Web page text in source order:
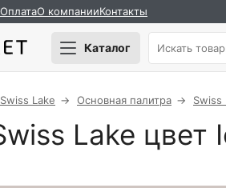
ОплатаО компанииКонтакты
Каталог
Swiss Lake Основная палитра Swiss
Lake